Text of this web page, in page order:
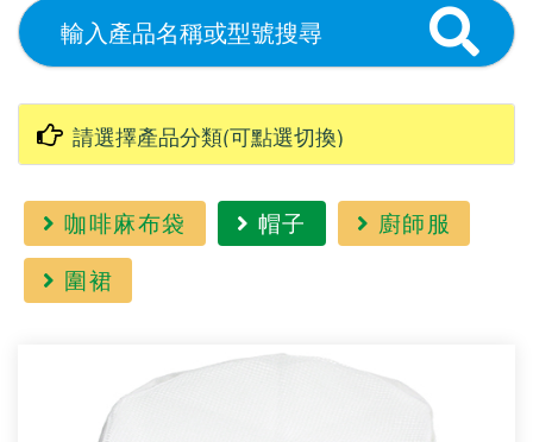
咖啡麻布袋 帽子
廚師服
圍裙